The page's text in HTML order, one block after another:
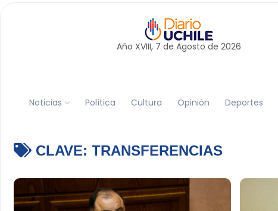
Año XVIII, 7 de Agosto de 2026
Noticias Política Cultura Opinión Deportes
CLAVE: TRANSFERENCIAS